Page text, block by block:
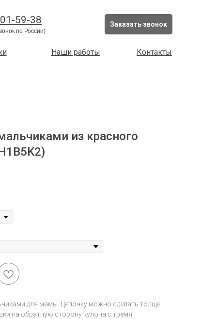
Заказать звонок
59-38
по России)
Контакты
Наши работы
из красного
для мамы. Цепочку можно сделать толще.
на обратную сторону кулона с тремя